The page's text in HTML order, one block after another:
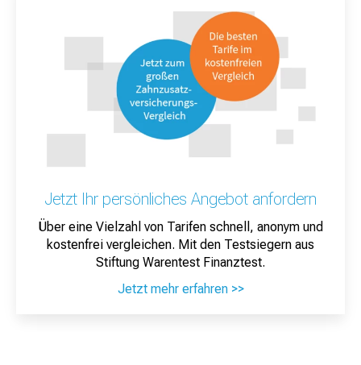
Jetzt Ihr persönliches Angebot anfordern
Über eine Vielzahl von Tarifen schnell, anonym und
kostenfrei vergleichen. Mit den Testsiegern aus
Stiftung Warentest Finanztest.
Jetzt mehr erfahren >>